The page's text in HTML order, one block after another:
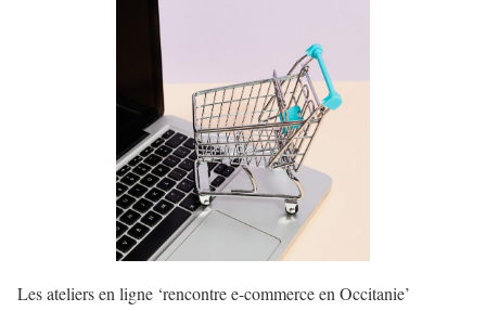
Les ateliers en ligne ‘rencontre e-commerce en Occitanie’